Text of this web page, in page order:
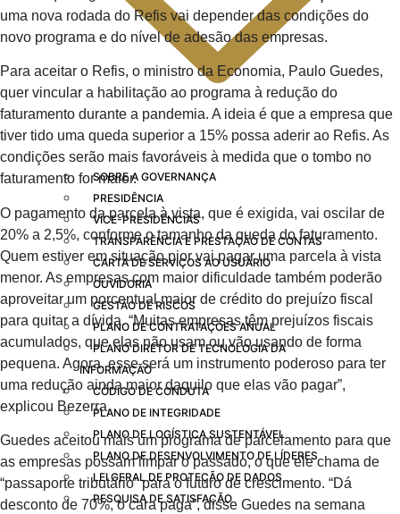
SOBRE A GOVERNANÇA
PRESIDÊNCIA
VICE-PRESIDÊNCIAS
TRANSPARÊNCIA E PRESTAÇÃO DE CONTAS
CARTA DE SERVIÇOS AO USUÁRIO
OUVIDORIA
GESTÃO DE RISCOS
PLANO DE CONTRATAÇÕES ANUAL
PLANO DIRETOR DE TECNOLOGIA DA
INFORMAÇÃO
CÓDIGO DE CONDUTA
PLANO DE INTEGRIDADE
PLANO DE LOGÍSTICA SUSTENTÁVEL
PLANO DE DESENVOLVIMENTO DE LÍDERES
LEI GERAL DE PROTEÇÃO DE DADOS
PESQUISA DE SATISFAÇÃO
uma nova rodada do Refis vai depender das condições do
novo programa e do nível de adesão das empresas.
Para aceitar o Refis, o ministro da Economia, Paulo Guedes,
quer vincular a habilitação ao programa à redução do
faturamento durante a pandemia. A ideia é que a empresa que
tiver tido uma queda superior a 15% possa aderir ao Refis. As
condições serão mais favoráveis à medida que o tombo no
faturamento for maior.
O pagamento da parcela à vista, que é exigida, vai oscilar de
20% a 2,5%, conforme o tamanho da queda do faturamento.
Quem estiver em situação pior vai pagar uma parcela à vista
menor. As empresas com maior dificuldade também poderão
aproveitar um porcentual maior de crédito do prejuízo fiscal
para quitar a dívida. “Muitas empresas têm prejuízos fiscais
acumulados, que elas não usam ou vão usando de forma
pequena. Agora, esse será um instrumento poderoso para ter
uma redução ainda maior daquilo que elas vão pagar”,
explicou Bezerra.
Guedes aceitou mais um programa de parcelamento para que
as empresas possam limpar o passado, o que ele chama de
“passaporte tributário” para o futuro de crescimento. “Dá
desconto de 70%, o cara paga”, disse Guedes na semana